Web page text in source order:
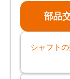
部品
シャフト